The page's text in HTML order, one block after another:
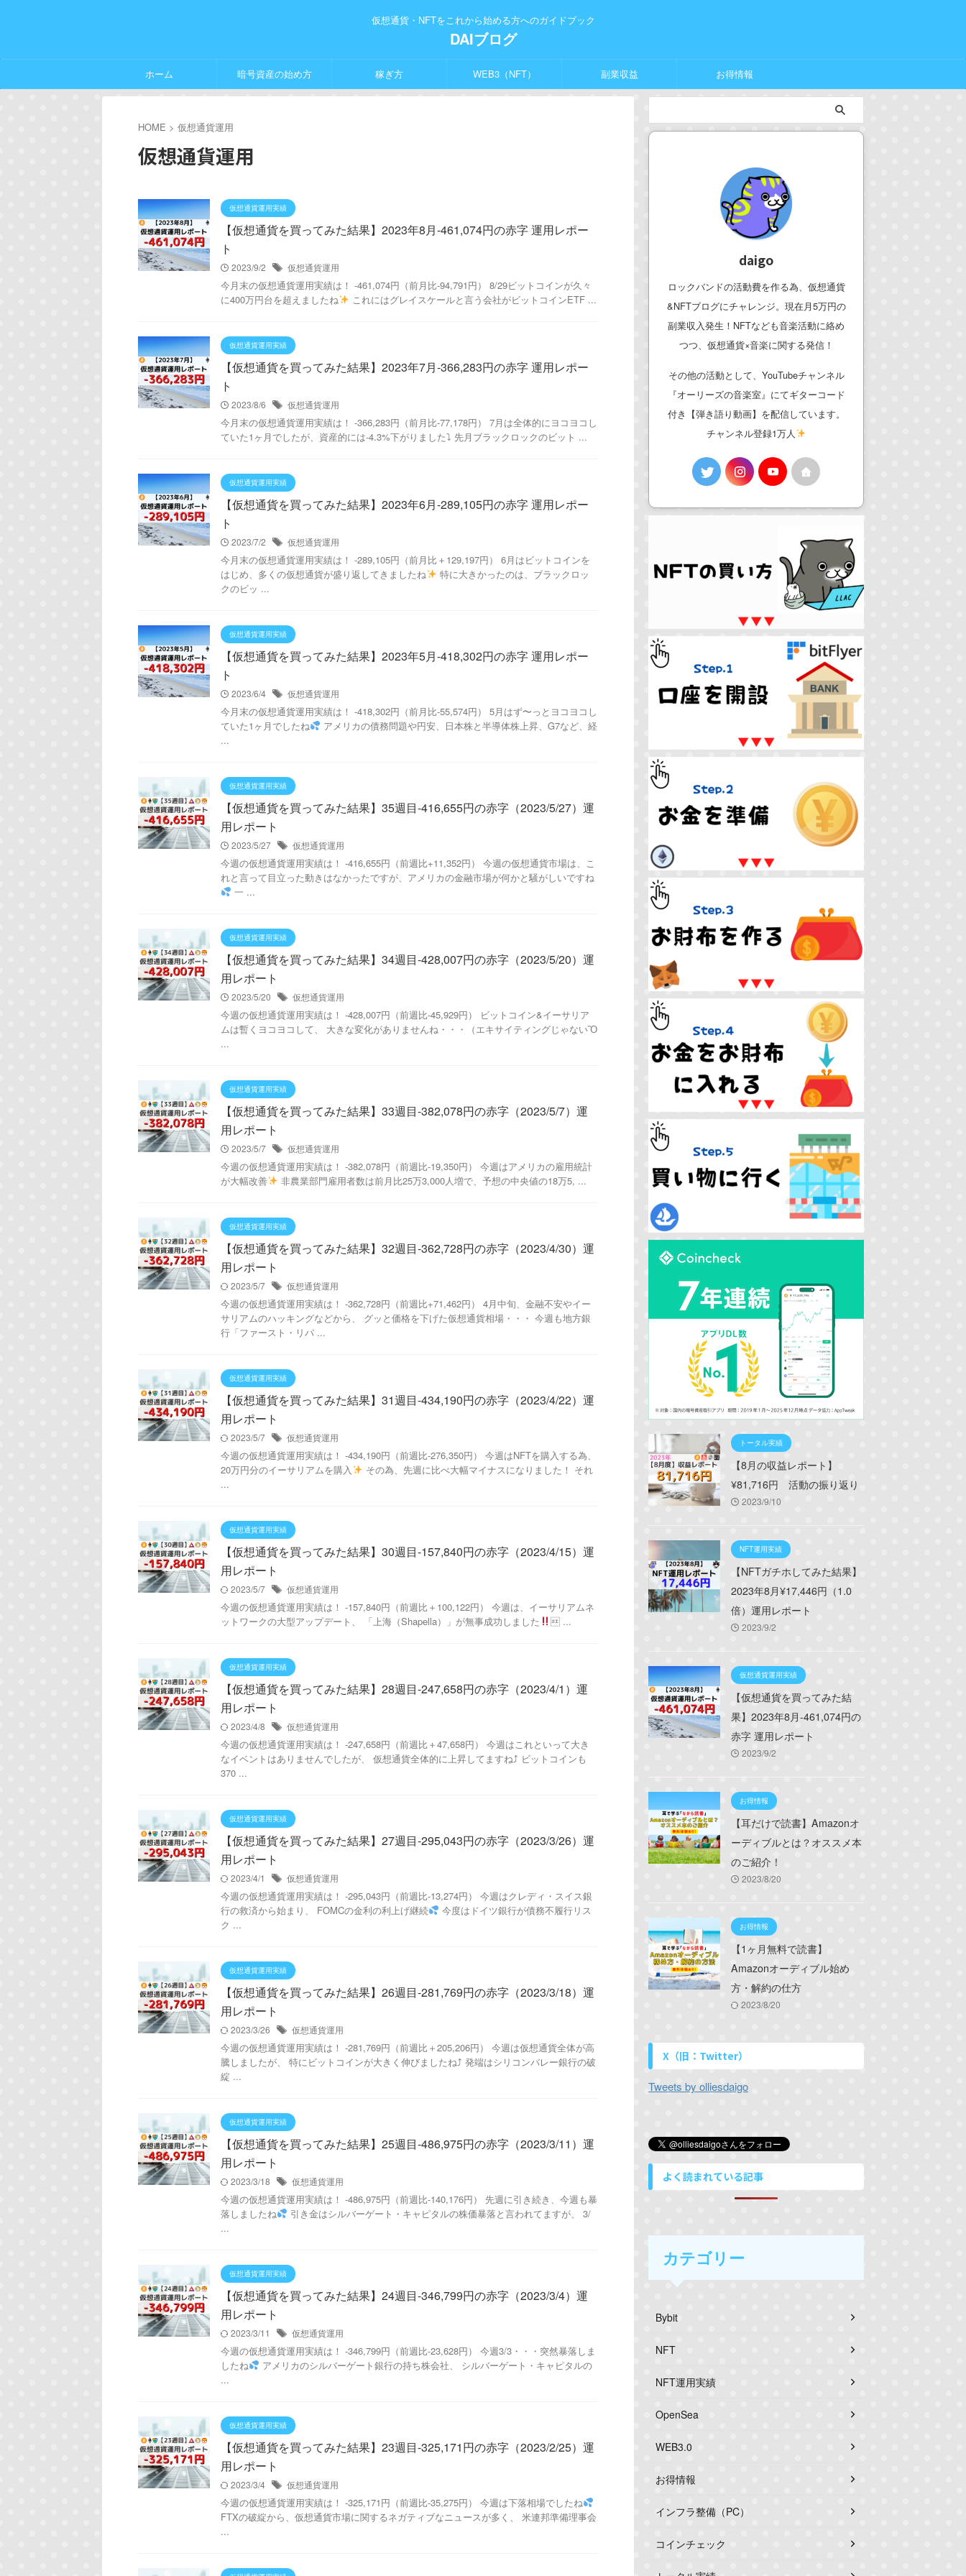
仮想通貨・NFTをこれから始める方へのガイドブック
DAIブログ
ホーム 暗号資産の始め方 稼ぎ方 WEB3（NFT） 副業収益 お得情報
HOME > 仮想通貨運用
仮想通貨運用
仮想通貨運用実績
【仮想通貨を買ってみた結果】2023年8月-461,074円の赤字 運用レポー
ト
2023/9/2 仮想通貨運用
今月末の仮想通貨運用実績は！ -461,074円（前月比-94,791円） 8/29ビットコインが久々
に400万円台を超えましたね
これにはグレイスケールと言う会社がビットコインETF ...
仮想通貨運用実績
【仮想通貨を買ってみた結果】2023年7月-366,283円の赤字 運用レポー
ト
2023/8/6 仮想通貨運用
今月末の仮想通貨運用実績は！ -366,283円（前月比-77,178円） 7月は全体的にヨコヨコし
ていた1ヶ月でしたが、資産的には-4.3%下がりました⤵︎ 先月ブラックロックのビット ...
仮想通貨運用実績
【仮想通貨を買ってみた結果】2023年6月-289,105円の赤字 運用レポー
ト
2023/7/2 仮想通貨運用
今月末の仮想通貨運用実績は！ -289,105円（前月比＋129,197円） 6月はビットコインを
はじめ、多くの仮想通貨が盛り返してきましたね
特に大きかったのは、ブラックロッ
クのビッ ...
仮想通貨運用実績
【仮想通貨を買ってみた結果】2023年5月-418,302円の赤字 運用レポー
ト
2023/6/4 仮想通貨運用
今月末の仮想通貨運用実績は！ -418,302円（前月比-55,574円） 5月はず〜っとヨコヨコし
ていた1ヶ月でしたね
アメリカの債務問題や円安、日本株と半導体株上昇、G7など、経
...
仮想通貨運用実績
【仮想通貨を買ってみた結果】35週目-416,655円の赤字（2023/5/27）運
用レポート
2023/5/27 仮想通貨運用
今週の仮想通貨運用実績は！ -416,655円（前週比+11,352円） 今週の仮想通貨市場は、こ
れと言って目立った動きはなかったですが、アメリカの金融市場が何かと騒がしいですね
一 ...
仮想通貨運用実績
【仮想通貨を買ってみた結果】34週目-428,007円の赤字（2023/5/20）運
用レポート
2023/5/20 仮想通貨運用
今週の仮想通貨運用実績は！ -428,007円（前週比-45,929円） ビットコイン&イーサリア
ムは暫くヨコヨコして、 大きな変化がありませんね・・・（エキサイティングじゃないὊ
...
仮想通貨運用実績
【仮想通貨を買ってみた結果】33週目-382,078円の赤字（2023/5/7）運
用レポート
2023/5/7 仮想通貨運用
今週の仮想通貨運用実績は！ -382,078円（前週比-19,350円） 今週はアメリカの雇用統計
が大幅改善
非農業部門雇用者数は前月比25万3,000人増で、予想の中央値の18万5, ...
仮想通貨運用実績
【仮想通貨を買ってみた結果】32週目-362,728円の赤字（2023/4/30）運
用レポート
2023/5/7 仮想通貨運用
今週の仮想通貨運用実績は！ -362,728円（前週比+71,462円） 4月中旬、金融不安やイー
サリアムのハッキングなどから、 グッと価格を下げた仮想通貨相場・・・ 今週も地方銀
行「ファースト・リパ ...
仮想通貨運用実績
【仮想通貨を買ってみた結果】31週目-434,190円の赤字（2023/4/22）運
用レポート
2023/5/7 仮想通貨運用
今週の仮想通貨運用実績は！ -434,190円（前週比-276,350円） 今週はNFTを購入する為、
20万円分のイーサリアムを購入
その為、先週に比べ大幅マイナスになりました！ それ
...
仮想通貨運用実績
【仮想通貨を買ってみた結果】30週目-157,840円の赤字（2023/4/15）運
用レポート
2023/5/7 仮想通貨運用
今週の仮想通貨運用実績は！ -157,840円（前週比＋100,122円） 今週は、イーサリアムネ
ットワークの大型アップデート、 「上海（Shapella）」が無事成功しました
 ...
仮想通貨運用実績
【仮想通貨を買ってみた結果】28週目-247,658円の赤字（2023/4/1）運
用レポート
2023/4/8 仮想通貨運用
今週の仮想通貨運用実績は！ -247,658円（前週比＋47,658円） 今週はこれといって大き
なイベントはありませんでしたが、 仮想通貨全体的に上昇してますね⤴︎ ビットコインも
370 ...
仮想通貨運用実績
【仮想通貨を買ってみた結果】27週目-295,043円の赤字（2023/3/26）運
用レポート
2023/4/1 仮想通貨運用
今週の仮想通貨運用実績は！ -295,043円（前週比-13,274円） 今週はクレディ・スイス銀
行の救済から始まり、 FOMCの金利の利上げ継続
今度はドイツ銀行が債務不履行リス
ク ...
仮想通貨運用実績
【仮想通貨を買ってみた結果】26週目-281,769円の赤字（2023/3/18）運
用レポート
2023/3/26 仮想通貨運用
今週の仮想通貨運用実績は！ -281,769円（前週比＋205,206円） 今週は仮想通貨全体が高
騰しましたが、 特にビットコインが大きく伸びましたね⤴︎ 発端はシリコンバレー銀行の破
綻 ...
仮想通貨運用実績
【仮想通貨を買ってみた結果】25週目-486,975円の赤字（2023/3/11）運
用レポート
2023/3/18 仮想通貨運用
今週の仮想通貨運用実績は！ -486,975円（前週比-140,176円） 先週に引き続き、今週も暴
落しましたね
引き金はシルバーゲート・キャピタルの株価暴落と言われてますが、 3/
...
仮想通貨運用実績
【仮想通貨を買ってみた結果】24週目-346,799円の赤字（2023/3/4）運
用レポート
2023/3/11 仮想通貨運用
今週の仮想通貨運用実績は！ -346,799円（前週比-23,628円） 今週3/3・・・突然暴落しま
したね
アメリカのシルバーゲート銀行の持ち株会社、 シルバーゲート・キャピタルの
...
仮想通貨運用実績
【仮想通貨を買ってみた結果】23週目-325,171円の赤字（2023/2/25）運
用レポート
2023/3/4 仮想通貨運用
今週の仮想通貨運用実績は！ -325,171円（前週比-35,275円） 今週は下落相場でしたね
FTXの破綻から、仮想通貨市場に関するネガティブなニュースが多く、 米連邦準備理事会
...
daigo
ロックバンドの活動費を作る為、仮想通貨
&NFTブログにチャレンジ。現在月5万円の
副業収入発生！NFTなども音楽活動に絡め
つつ、仮想通貨×音楽に関する発信！
その他の活動として、YouTubeチャンネル
『オーリーズの音楽室』にてギターコード
付き【弾き語り動画】を配信しています。
チャンネル登録1万人
トータル実績
【8月の収益レポート】
¥81,716円 活動の振り返り
2023/9/10
NFT運用実績
【NFTガチホしてみた結果】
2023年8月¥17,446円（1.0
倍）運用レポート
2023/9/2
仮想通貨運用実績
【仮想通貨を買ってみた結
果】2023年8月-461,074円の
赤字 運用レポート
2023/9/2
お得情報
【耳だけで読書】Amazonオ
ーディブルとは？オススメ本
のご紹介！
2023/8/20
お得情報
【1ヶ月無料で読書】
Amazonオーディブル始め
方・解約の仕方
2023/8/20
X（旧：Twitter）
Tweets by olliesdaigo
よく読まれている記事
カテゴリー
Bybit
NFT
NFT運用実績
OpenSea
WEB3.0
お得情報
インフラ整備（PC）
コインチェック